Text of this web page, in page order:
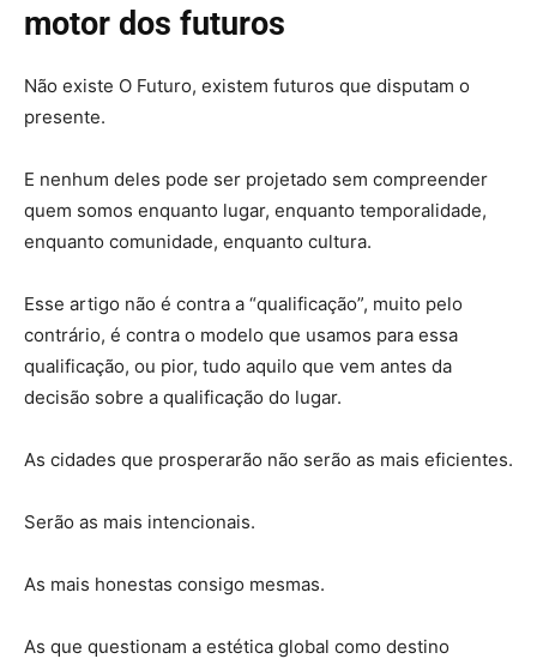
motor dos futuros
Não existe O Futuro, existem futuros que disputam o
presente.
E nenhum deles pode ser projetado sem compreender
quem somos enquanto lugar, enquanto temporalidade,
enquanto comunidade, enquanto cultura.
Esse artigo não é contra a “qualificação”, muito pelo
contrário, é contra o modelo que usamos para essa
qualificação, ou pior, tudo aquilo que vem antes da
decisão sobre a qualificação do lugar.
As cidades que prosperarão não serão as mais eficientes.
Serão as mais intencionais.
As mais honestas consigo mesmas.
As que questionam a estética global como destino